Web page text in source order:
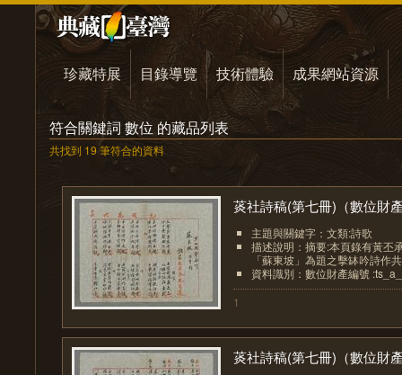
珍藏特展 目錄導覽 技術體驗 成果網站資源
符合關鍵詞 數位 的藏品列表
共找到 19 筆符合的資料
菼社詩稿(第七冊)（數位財
主題與關鍵字：文類:詩歌
描述說明：摘要:本頁錄有黃丕
「蘇東坡」為題之擊缽吟詩作
資料識別：數位財產編號
1
菼社詩稿(第七冊)（數位財